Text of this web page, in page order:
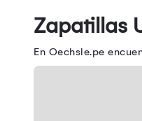
Zapatillas
En Oechsle.pe